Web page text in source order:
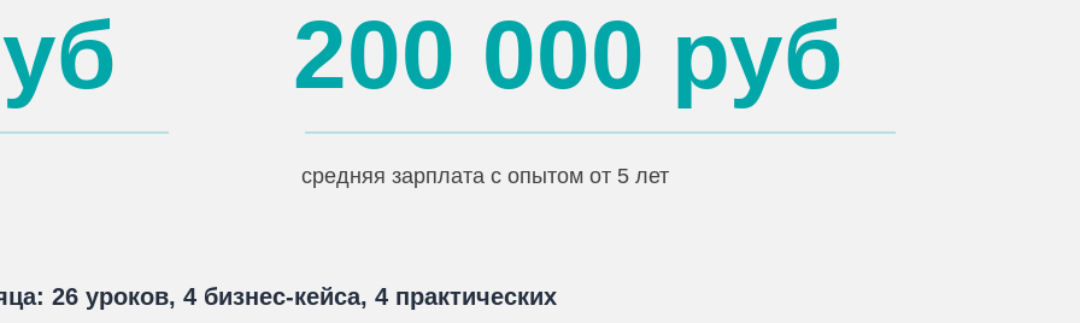
200 000 руб
средняя зарплата с опытом от 5 лет
26 уроков, 4 бизнес-кейса, 4 практических